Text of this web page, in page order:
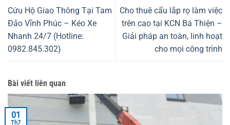
Cứu Hộ Giao Thông Tại Tam
Đảo Vĩnh Phúc – Kéo Xe
Nhanh 24/7 (Hotline:
0982.845.302)
Cho thuê cẩu lắp rọ làm việc
trên cao tại KCN Bá Thiện –
Giải pháp an toàn, linh hoạt
cho mọi công trình
Bài viết liên quan
01
Th7